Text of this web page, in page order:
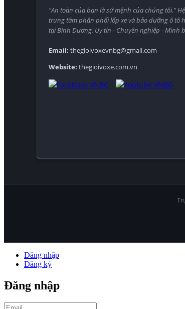
"An toàn của bạn là sứ mệnh của chúng tôi."
trung tâm phân phối lốp xe và bảo dưỡng ô tô
tại Bình Dương. Uy tín - Chuyên nghiệp - Minh
Email: thegioivoxevnbg@gmail.com
Website: thegioivoxe.com.vn
Đăng nhập
Đăng ký
Đăng nhập